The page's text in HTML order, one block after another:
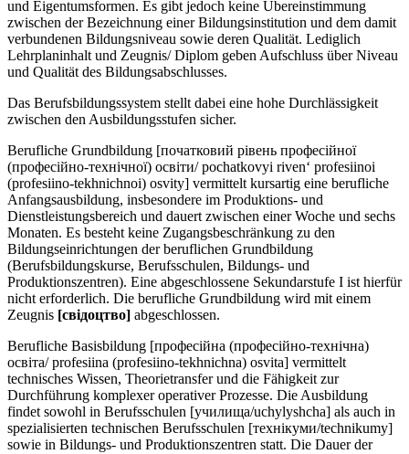
und Eigentumsformen. Es gibt jedoch keine Übereinstimmung
zwischen der Bezeichnung einer Bildungsinstitution und dem damit
verbundenen Bildungsniveau sowie deren Qualität. Lediglich
Lehrplaninhalt und Zeugnis/ Diplom geben Aufschluss über Niveau
und Qualität des Bildungsabschlusses.
Das Berufsbildungssystem stellt dabei eine hohe Durchlässigkeit
zwischen den Ausbildungsstufen sicher.
Berufliche Grundbildung [початковий рівень професійної
(професійно-технічної) освіти/ pochatkovyi riven‘ profesiinoi
(profesiino-tekhnichnoi) osvity] vermittelt kursartig eine berufliche
Anfangsausbildung, insbesondere im Produktions- und
Dienstleistungsbereich und dauert zwischen einer Woche und sechs
Monaten. Es besteht keine Zugangsbeschränkung zu den
Bildungseinrichtungen der beruflichen Grundbildung
(Berufsbildungskurse, Berufsschulen, Bildungs- und
Produktionszentren). Eine abgeschlossene Sekundarstufe I ist hierfür
nicht erforderlich. Die berufliche Grundbildung wird mit einem
Zeugnis [свiдоцтво] abgeschlossen.
Berufliche Basisbildung [професійна (професійно-технічна)
освіта/ profesiina (profesiino-tekhnichna) osvita] vermittelt
technisches Wissen, Theorietransfer und die Fähigkeit zur
Durchführung komplexer operativer Prozesse. Die Ausbildung
findet sowohl in Berufsschulen [училища/uchylyshcha] als auch in
spezialisierten technischen Berufsschulen [технікуми/technikumy]
sowie in Bildungs- und Produktionszentren statt. Die Dauer der